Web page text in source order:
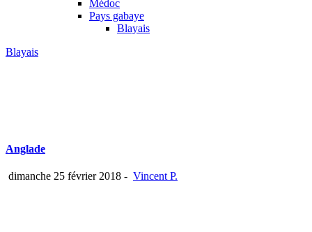
Médoc
Pays gabaye
Blayais
Blayais
Anglade
dimanche 25 février 2018 - Vincent P.